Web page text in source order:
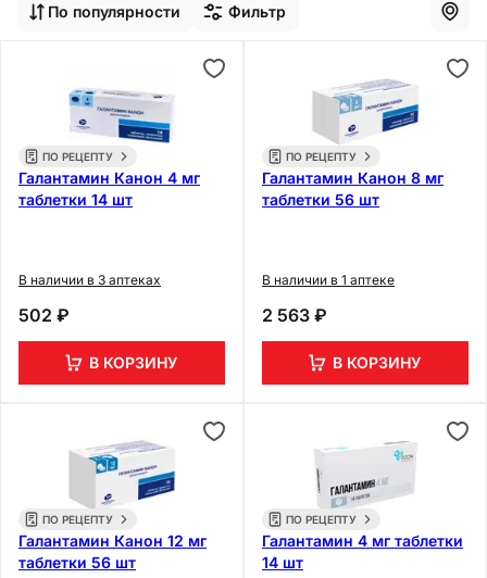
По популярности Фильтр
ПО РЕЦЕПТУ
Галантамин Канон 4 мг
таблетки 14 шт
В наличии в 3 аптеках
502 ₽
В КОРЗИНУ
ПО РЕЦЕПТУ
Галантамин Канон 8 мг
таблетки 56 шт
В наличии в 1 аптеке
2 563 ₽
В КОРЗИНУ
ПО РЕЦЕПТУ
Галантамин Канон 12 мг
таблетки 56 шт
ПО РЕЦЕПТУ
Галантамин 4 мг таблетки
14 шт